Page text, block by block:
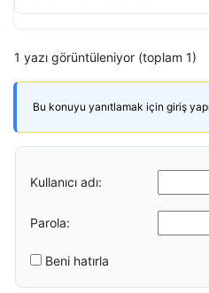
1 yazı görüntüleniyor (toplam 1)
Bu konuyu yanıtlamak için giriş
Kullanıcı adı:
Parola:
Beni hatırla